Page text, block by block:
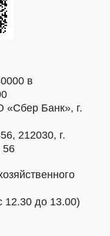
в
«Сбер Банк», г.
212030, г.
56
12.30 до 13.00)